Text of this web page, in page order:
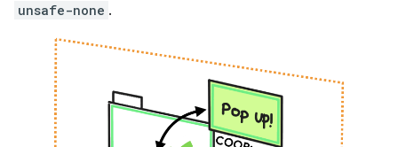
unsafe-none .